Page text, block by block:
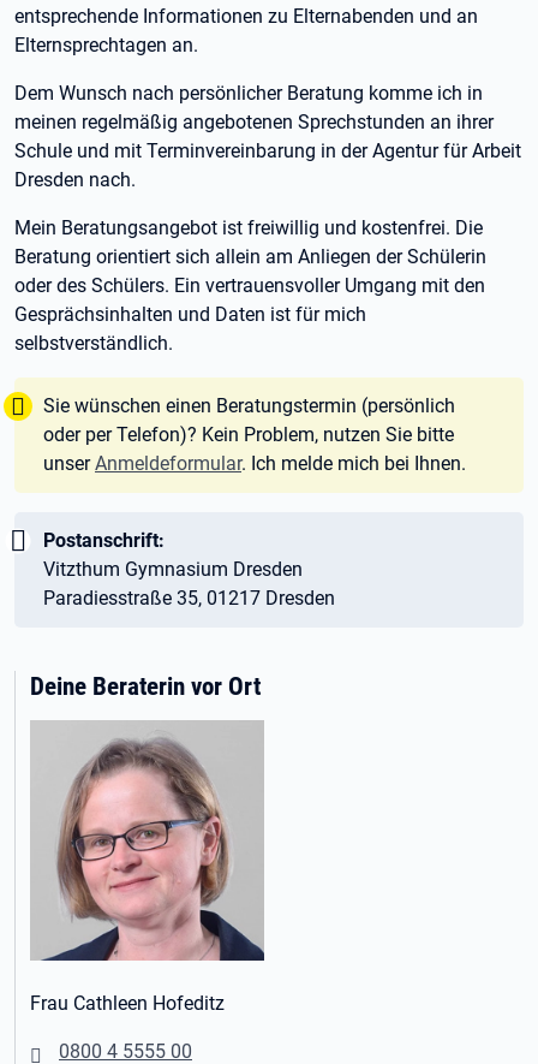
entsprechende Informationen zu Elternabenden und an
Elternsprechtagen an.
Dem Wunsch nach persönlicher Beratung komme ich in
meinen regelmäßig angebotenen Sprechstunden an ihrer
Schule und mit Terminvereinbarung in der Agentur für Arbeit
Dresden nach.
Mein Beratungsangebot ist freiwillig und kostenfrei. Die
Beratung orientiert sich allein am Anliegen der Schülerin
oder des Schülers. Ein vertrauensvoller Umgang mit den
Gesprächsinhalten und Daten ist für mich
selbstverständlich.
Tipp:
Sie wünschen einen Beratungstermin (persönlich
oder per Telefon)? Kein Problem, nutzen Sie bitte
unserAnmeldeformular. Ich melde mich bei Ihnen.
Wichtig:
Postanschrift:
Vitzthum Gymnasium Dresden
Paradiesstraße 35, 01217 Dresden
Deine Beraterin vor Ort
Frau Cathleen Hofeditz
0800 4 5555 00